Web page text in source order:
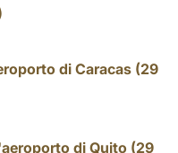
di Caracas (29
di Quito (29